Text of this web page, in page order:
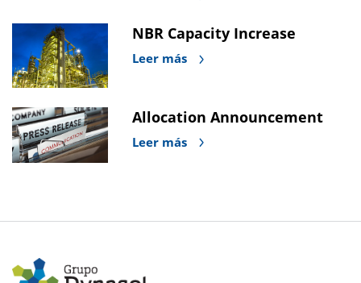
NBR Capacity Increase
Leer más
Allocation Announcement
Leer más